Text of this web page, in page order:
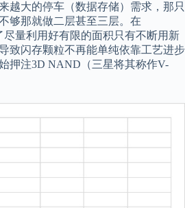
越大的停车（数据存储）需求，那只
够那就做二层甚至三层。在
量利用好有限的面积只有不断用新
致闪存颗粒不再能单纯依靠工艺进步
押注3D NAND（三星将其称作V-